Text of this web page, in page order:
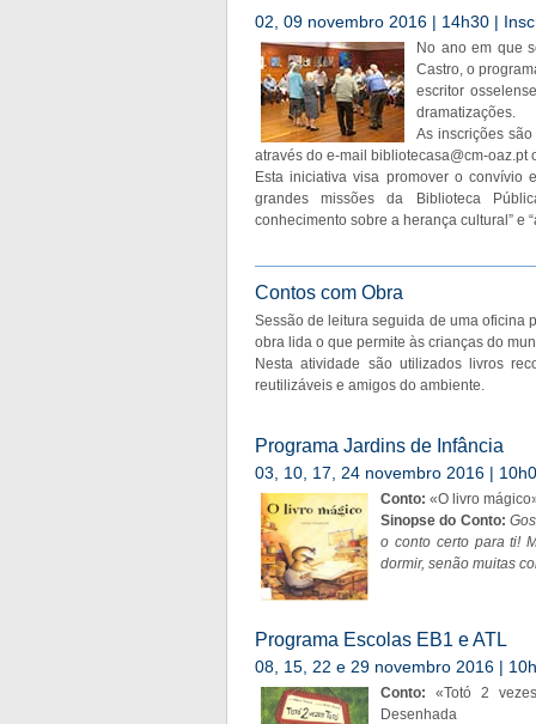
02, 09 novembro 2016 | 14h30 |
No ano em que
Castro, o
escritor
dramatizações.
As inscrições
através do e-mail bibliotecasa@cm-oaz.pt
Esta iniciativa visa promover o convívio
grandes missões da Biblioteca
conhecimento sobre a herança cultural” e
Contos com Obra
Sessão de leitura seguida de uma oficina
obra lida o que permite às crianças do
Nesta atividade são utilizados livros
reutilizáveis e amigos do ambiente.
Programa Jardins de Infância
03, 10, 17, 24 novembro 2016 |
Conto: «O livro
Sinopse do Conto:
o conto certo para ti!
dormir, senão muitas
Programa Escolas EB1 e ATL
08, 15, 22 e 29 novembro 2016 |
Conto: «Totó 2
Desenhada